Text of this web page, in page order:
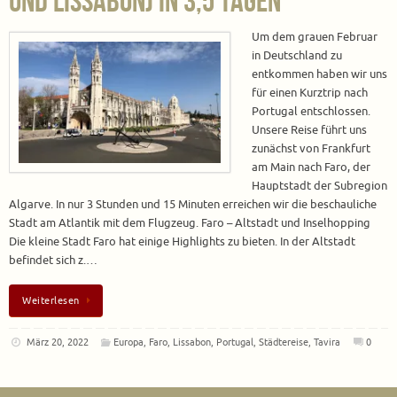
Um dem grauen Februar
in Deutschland zu
entkommen haben wir uns
für einen Kurztrip nach
Portugal entschlossen.
Unsere Reise führt uns
zunächst von Frankfurt
am Main nach Faro, der
Hauptstadt der Subregion
Algarve. In nur 3 Stunden und 15 Minuten erreichen wir die beschauliche
Stadt am Atlantik mit dem Flugzeug. Faro – Altstadt und Inselhopping
Die kleine Stadt Faro hat einige Highlights zu bieten. In der Altstadt
befindet sich z.…
Weiterlesen
März 20, 2022 Europa, Faro, Lissabon, Portugal,Städtereise,Tavira 0